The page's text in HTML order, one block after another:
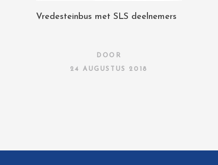
Vredesteinbus met SLS deelnemers
DOOR
24 AUGUSTUS 2018